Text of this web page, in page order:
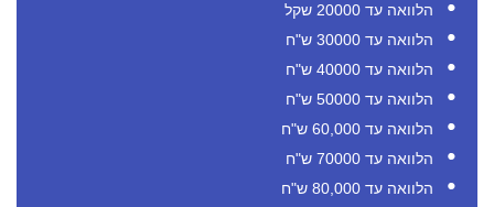
הלוואה עד 20000 שקל
הלוואה עד 30000 ש"ח
הלוואה עד 40000 ש"ח
הלוואה עד 50000 ש"ח
הלוואה עד 60,000 ש"ח
הלוואה עד 70000 ש"ח
הלוואה עד 80,000 ש"ח